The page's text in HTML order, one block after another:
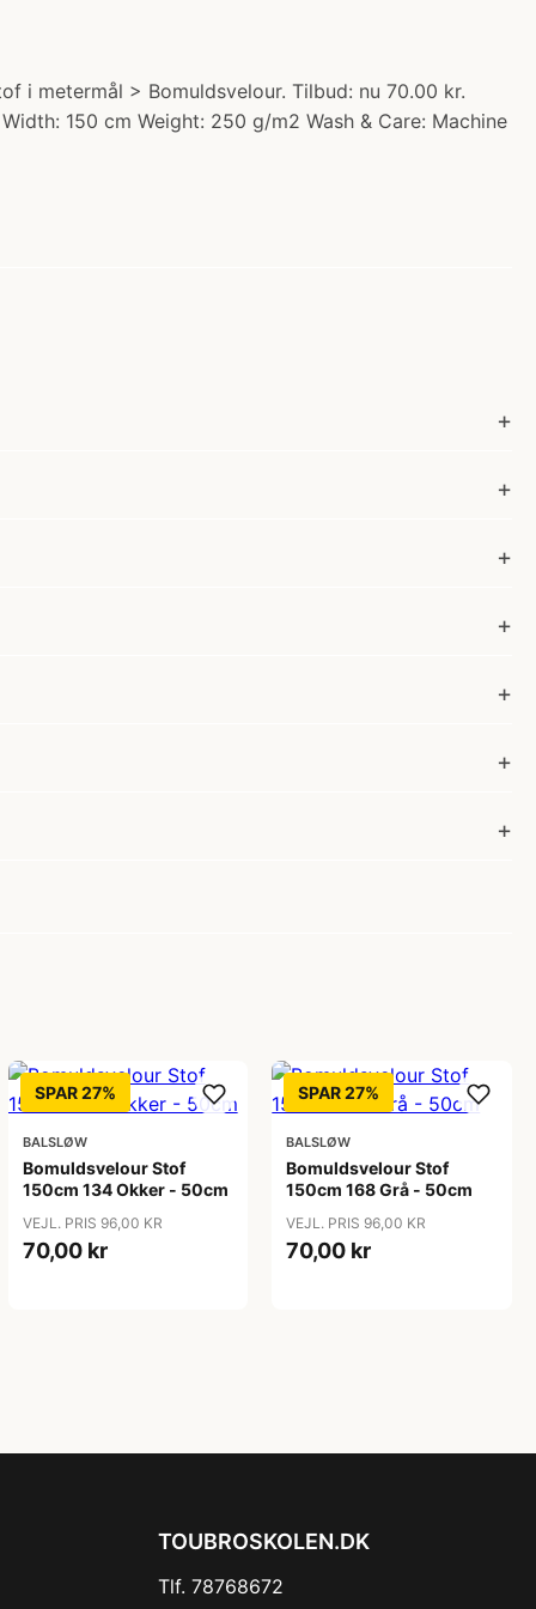
i metermål > Bomuldsvelour. Tilbud: nu 70.00 kr.
150 cm Weight: 250 g/m2 Wash & Care: Machine
SPAR 27%
BALSLØW
Bomuldsvelour Stof
150cm 134 Okker - 50cm
VEJL. PRIS 96,00 KR
70,00 kr
SPAR 27%
BALSLØW
Bomuldsvelour Stof
150cm 168 Grå - 50cm
VEJL. PRIS 96,00 KR
70,00 kr
TOUBROSKOLEN.DK
Tlf. 78768672